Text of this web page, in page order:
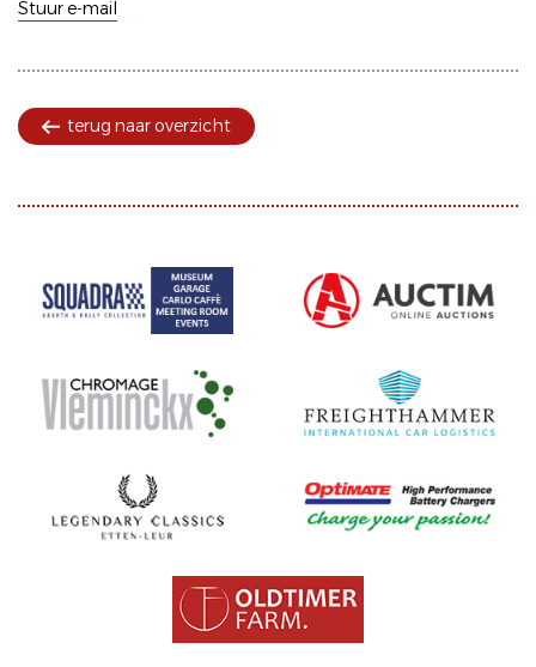
Stuur e-mail
terug naar overzicht